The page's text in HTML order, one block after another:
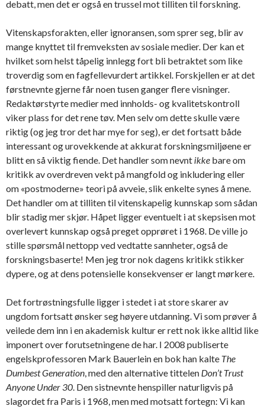
debatt, men det er også en trussel mot tilliten til forskning.
Vitenskapsforakten, eller ignoransen, som sprer seg, blir av
mange knyttet til fremveksten av sosiale medier. Der kan et
hvilket som helst tåpelig innlegg fort bli betraktet som like
troverdig som en fagfellevurdert artikkel. Forskjellen er at det
førstnevnte gjerne får noen tusen ganger flere visninger.
Redaktørstyrte medier med innholds- og kvalitetskontroll
viker plass for det rene tøv. Men selv om dette skulle være
riktig (og jeg tror det har mye for seg), er det fortsatt både
interessant og urovekkende at akkurat forskningsmiljøene er
blitt en så viktig fiende. Det handler som nevnt ikke bare om
kritikk av overdreven vekt på mangfold og inkludering eller
om «postmoderne» teori på avveie, slik enkelte synes å mene.
Det handler om at tilliten til vitenskapelig kunnskap som sådan
blir stadig mer skjør. Håpet ligger eventuelt i at skepsisen mot
overlevert kunnskap også preget opprøret i 1968. De ville jo
stille spørsmål nettopp ved vedtatte sannheter, også de
forskningsbaserte! Men jeg tror nok dagens kritikk stikker
dypere, og at dens potensielle konsekvenser er langt mørkere.
Det fortrøstningsfulle ligger i stedet i at store skarer av
ungdom fortsatt ønsker seg høyere utdanning. Vi som prøver å
veilede dem inn i en akademisk kultur er rett nok ikke alltid like
imponert over forutsetningene de har. I 2008 publiserte
engelskprofessoren Mark Bauerlein en bok han kalte The
Dumbest Generation, med den alternative tittelen Don’t Trust
Anyone Under 30. Den sistnevnte henspiller naturligvis på
slagordet fra Paris i 1968, men med motsatt fortegn: Vi kan